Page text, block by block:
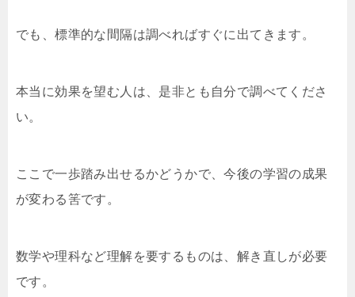
でも、標準的な間隔は調べればすぐに出てきます。
本当に効果を望む人は、是非とも自分で調べてくださ
い。
ここで一歩踏み出せるかどうかで、今後の学習の成果
が変わる筈です。
数学や理科など理解を要するものは、解き直しが必要
です。